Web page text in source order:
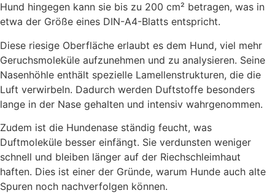
Hund hingegen kann sie bis zu 200 cm² betragen, was in
etwa der Größe eines DIN-A4-Blatts entspricht.
Diese riesige Oberfläche erlaubt es dem Hund, viel mehr
Geruchsmoleküle aufzunehmen und zu analysieren. Seine
Nasenhöhle enthält spezielle Lamellenstrukturen, die die
Luft verwirbeln. Dadurch werden Duftstoffe besonders
lange in der Nase gehalten und intensiv wahrgenommen.
Zudem ist die Hundenase ständig feucht, was
Duftmoleküle besser einfängt. Sie verdunsten weniger
schnell und bleiben länger auf der Riechschleimhaut
haften. Dies ist einer der Gründe, warum Hunde auch alte
Spuren noch nachverfolgen können.